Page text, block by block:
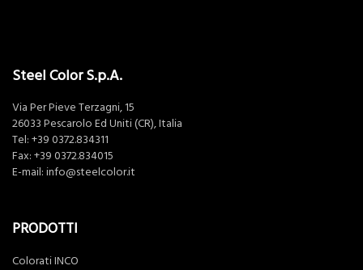
Steel Color S.p.A.
Via Per Pieve Terzagni, 15
26033 Pescarolo Ed Uniti (CR), Italia
Tel: +39 0372.834311
Fax: +39 0372.834015
E-mail: info@steelcolor.it
PRODOTTI
Colorati INCO